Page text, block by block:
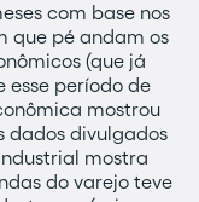
com base nos
que pé andam os
(que já
esse período de
mostrou
dados divulgados
mostra
do varejo teve